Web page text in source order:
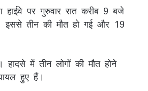
पर गुरुवार रात करीब 9 बजे
तीन की मौत हो गई और 19
में तीन लोगों की मौत होने
हुए हैं।